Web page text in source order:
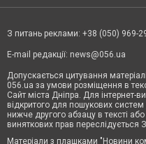
З питань реклами: +38 (050) 969-
E-mail редакції: news@056.ua
Допускається цитування
056.ua за умови розміщення в
Сайт міста Дніпра. Для
відкритого для пошукових систем
нижче другого абзацу в тексті
виняткових прав переслідується
Матеріали з плашками "Новини